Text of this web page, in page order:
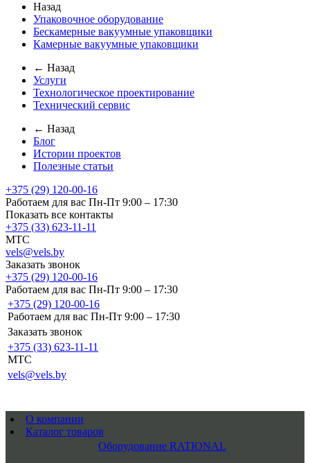
Назад
Упаковочное оборудование
Бескамерные вакуумные упаковщики
Камерные вакуумные упаковщики
← Назад
Услуги
Технологическое проектирование
Технический сервис
← Назад
Блог
Истории проектов
Полезные статьи
+375 (29) 120-00-16
Работаем для вас Пн-Пт 9:00 – 17:30
Показать все контакты
+375 (33) 623-11-11
MTC
vels@vels.by
Заказать звонок
+375 (29) 120-00-16
Работаем для вас Пн-Пт 9:00 – 17:30
+375 (29) 120-00-16
Работаем для вас Пн-Пт 9:00 – 17:30
Заказать звонок
+375 (33) 623-11-11
MTC
vels@vels.by
О компании
Каталог товаров
Оборудование RATIONAL